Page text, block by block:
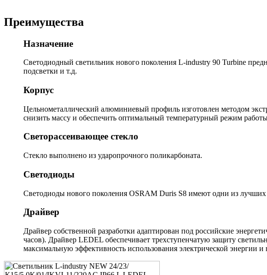
Преимущества
Назначение
Светодиодный светильник нового поколения L-industry 90 Turbine
подсветки и т.д.
Корпус
Цельнометаллический алюминиевый профиль изготовлен методом
снизить массу и обеспечить оптимальный температурный режим
Светорассеивающее стекло
Стекло выполнено из ударопрочного поликарбоната.
Светодиоды
Светодиоды нового поколения OSRAM Duris S8 имеют одни из
Драйвер
Драйвер собственной разработки адаптирован под российские
часов). Драйвер LEDEL обеспечивает трехступенчатую защиту
максимальную эффективность использования электрической